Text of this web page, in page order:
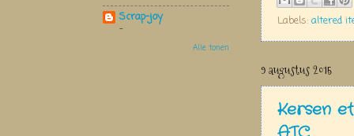
Labels: altered
9 augustus 2015
Kersen
Scrap-joy
-
Alle tonen